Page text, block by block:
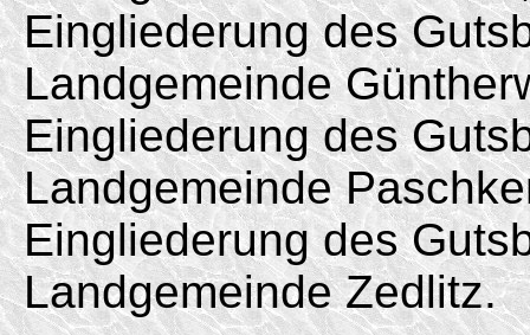
Eingliederung des
Landgemeinde
Eingliederung des
Landgemeinde
Eingliederung des
Landgemeinde Zedlitz.